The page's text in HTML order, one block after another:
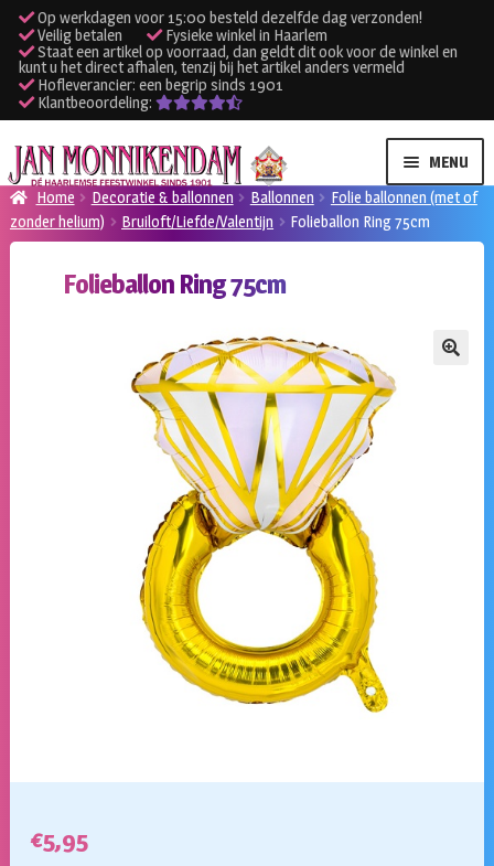
Op werkdagen voor 15:00 besteld dezelfde dag verzonden!
Veilig betalen
Fysieke winkel in Haarlem
Staat een artikel op voorraad, dan geldt dit ook voor de winkel en
kunt u het direct afhalen, tenzij bij het artikel anders vermeld
Hofleverancier: een begrip sinds 1901
Klantbeoordeling:
Ga
door
naar
navigatie
Ga
naar
de
inhoud
MENU
Verhuur kleding
Verhuur apparatuur
Klantenservice
Home Decoratie & ballonnen Ballonnen
Folie ballonnen (met of
zonder helium)
Bruiloft/Liefde/Valentijn Folieballon Ring 75cm
Folieballon Ring 75cm
€5,95